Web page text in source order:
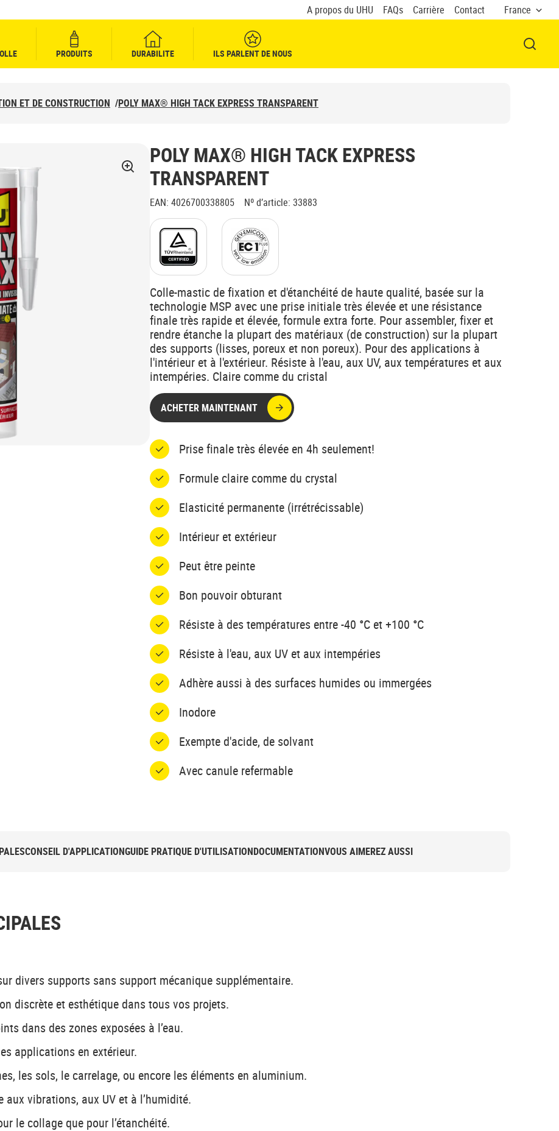
A propos du UHU FAQs Carrière Contact France
PRODUITS DURABILITE ILS PARLENT DE NOUS
ET DE CONSTRUCTION /POLY MAX® HIGH TACK EXPRESS TRANSPARENT
POLY MAX® HIGH TACK EXPRESS
TRANSPARENT
EAN: 4026700338805 Nº d’article: 33883
Colle-mastic de fixation et d'étanchéité de haute qualité, basée sur la
technologie MSP avec une prise initiale très élevée et une résistance
finale très rapide et élevée, formule extra forte. Pour assembler, fixer et
rendre étanche la plupart des matériaux (de construction) sur la plupart
des supports (lisses, poreux et non poreux). Pour des applications à
l'intérieur et à l'extérieur. Résiste à l'eau, aux UV, aux températures et aux
intempéries. Claire comme du cristal
ACHETER MAINTENANT
Prise finale très élevée en 4h seulement!
Formule claire comme du crystal
Elasticité permanente (irrétrécissable)
Intérieur et extérieur
Peut être peinte
Bon pouvoir obturant
Résiste à des températures entre -40 °C et +100 °C
Résiste à l'eau, aux UV et aux intempéries
Adhère aussi à des surfaces humides ou immergées
Inodore
Exempte d'acide, de solvant
Avec canule refermable
CONSEIL D'APPLICATIONGUIDE PRATIQUE D'UTILISATIONDOCUMENTATIONVOUS AIMEREZ AUSSI
divers supports sans support mécanique supplémentaire.
discrète et esthétique dans tous vos projets.
dans des zones exposées à l’eau.
applications en extérieur.
les sols, le carrelage, ou encore les éléments en aluminium.
aux vibrations, aux UV et à l’humidité.
le collage que pour l’étanchéité.